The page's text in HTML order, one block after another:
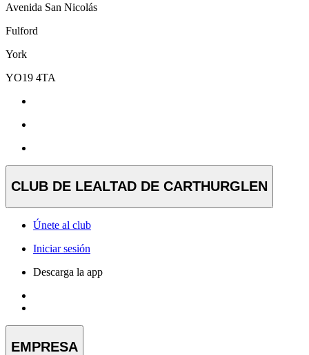
Avenida San Nicolás
Fulford
York
YO19 4TA
CLUB DE LEALTAD DE CARTHURGLEN
Únete al club
Iniciar sesión
Descarga la app
EMPRESA